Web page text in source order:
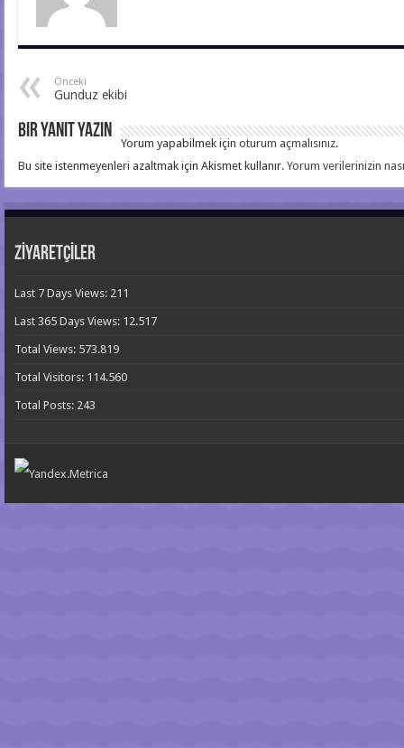
Önceki
Gunduz ekibi
Bir yanıt yazın
Yorum yapabilmek içinoturum açmalısınız.
Bu site istenmeyenleri azaltmak için Akismet kullanır.Yorum verilerinizin
ZİYARETÇİLER
Last 7 Days Views: 211
Last 365 Days Views: 12.517
Total Views: 573.819
Total Visitors: 114.560
Total Posts: 243